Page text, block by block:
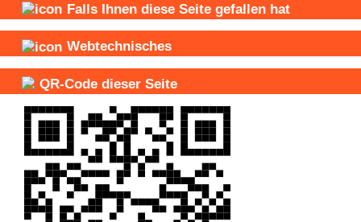
Falls Ihnen diese Seite gefallen hat
Webtechnisches
QR-Code dieser Seite